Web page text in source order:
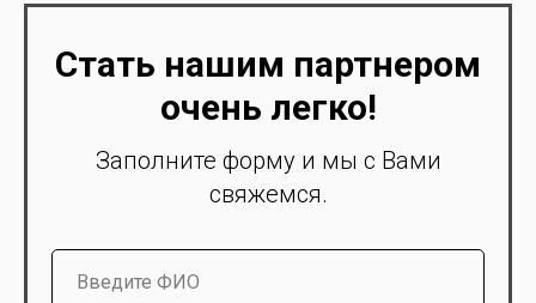
Стать нашим партнером
очень легко!
Заполните форму и мы с Вами
свяжемся.